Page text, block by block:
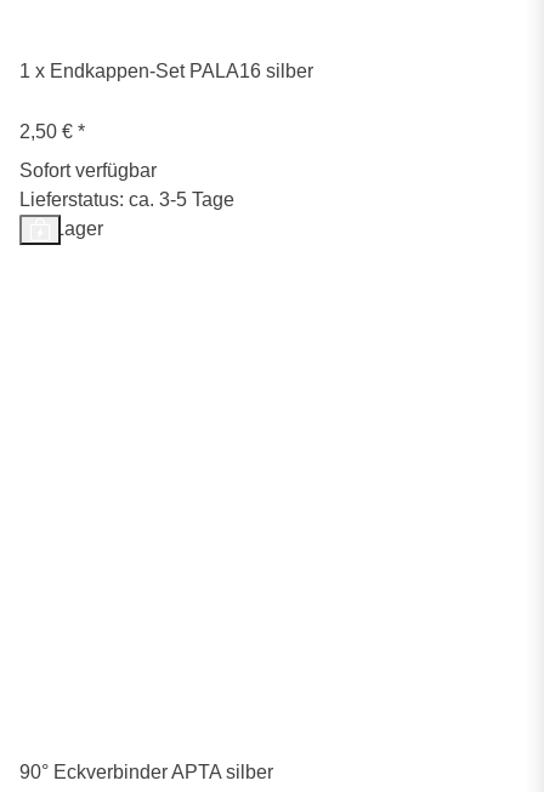
1 x Endkappen-Set PALA16 silber
2,50 € *
Sofort verfügbar
Lieferstatus: ca. 3-5 Tage
Auf Lager
90° Eckverbinder APTA silber